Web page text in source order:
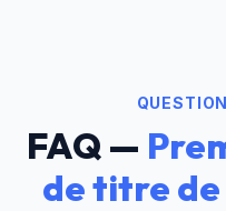
FAQ —
de titre de